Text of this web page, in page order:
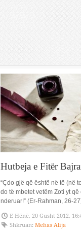
Hutbeja e Fitër
“Çdo gjë që është në të (në
do të mbetet vetëm Zoti yt
nderuar!” (Er-Rahman, 26-
E Hënë, 20 Gusht 2012,
Shkruan: Mehas Alija